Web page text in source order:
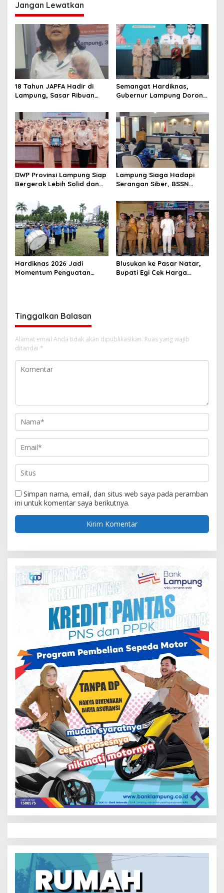
g
a
p
o
s
Jangan Lewatkan
18 Tahun JAPFA Hadir di
Lampung, Sasar Ribuan
Sehat
Semangat Hardiknas,
Gubernur Lampung Dorong
Berbahasa Lampung
DWP Provinsi Lampung Siap
Bergerak Lebih Solid dan
Pembangunan Daerah
Lampung Siaga Hadapi
Serangan Siber, BSSN
di Kabupaten/Kota
Hardiknas 2026 Jadi
Momentum Penguatan
Blusukan ke Pasar Natar,
Bupati Egi Cek Harga
Tinggalkan Balasan
Alamat email Anda tidak akan dipublikasikan. Ruas yang wajib
ditandai *
Simpan nama, email, dan situs web saya pada peramban
ini untuk komentar saya berikutnya.